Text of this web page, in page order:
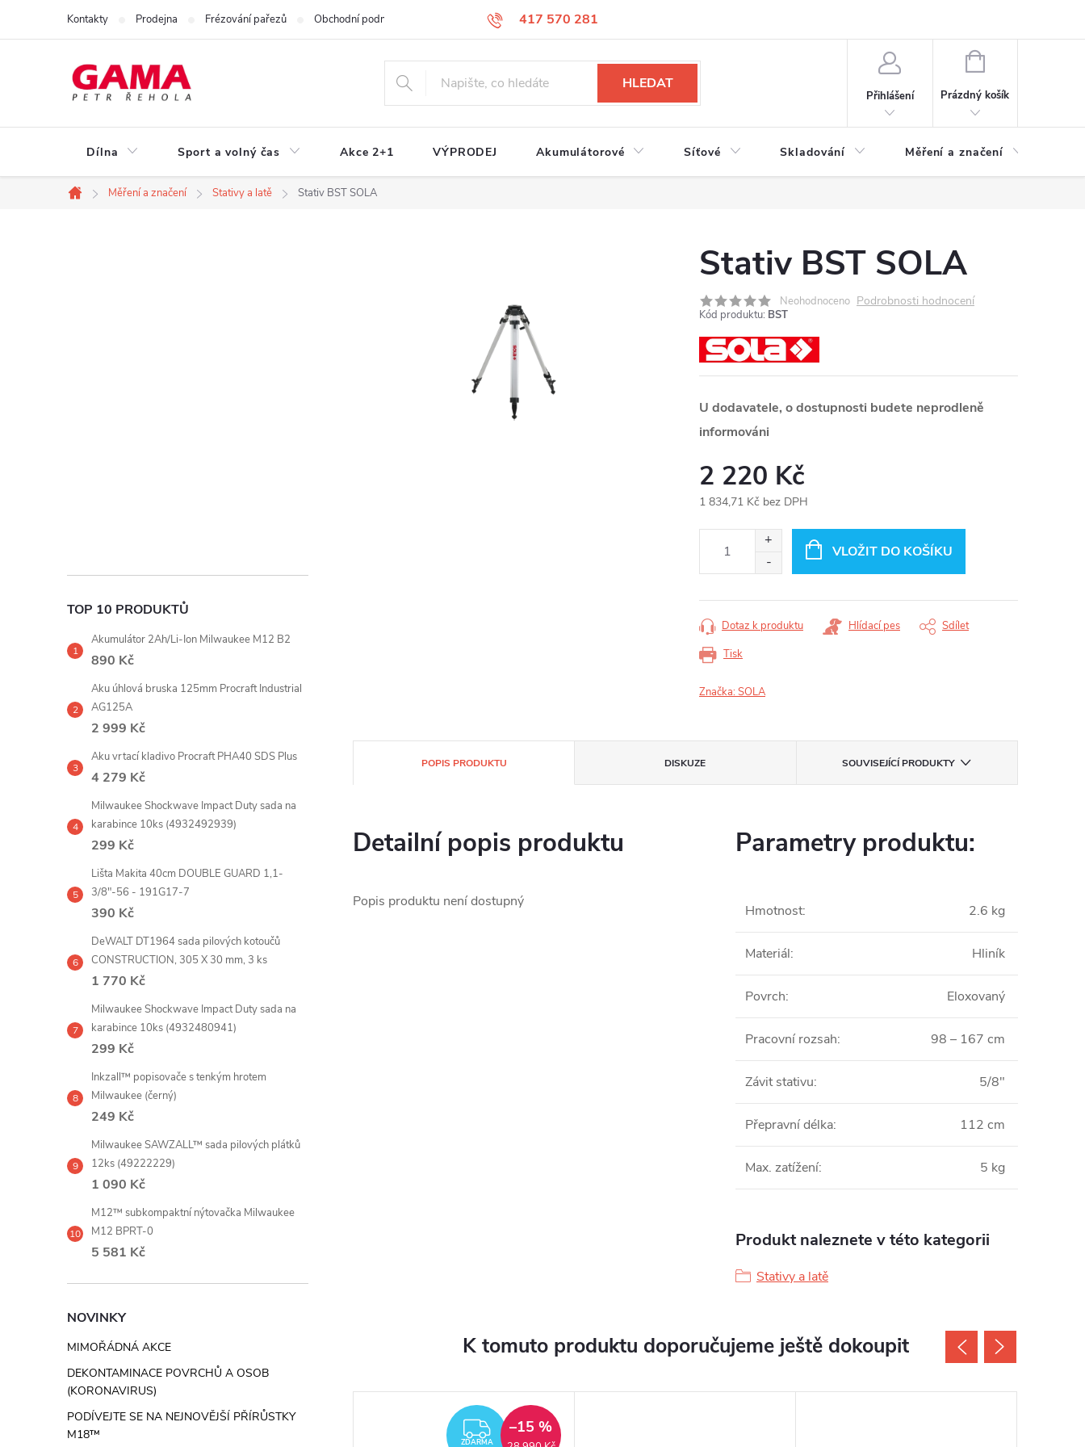
417 570 281
Kontakty Prodejna Frézování pařezů Obchodní podmínky Podmínky ochrany osobních údajů
HLEDAT
Přihlášení
NÁKUPNÍ
Prázdný košík
Dílna Sport a volný čas Akce 2+1 VÝPRODEJ Akumulátorové Síťové Skladování Měření a značení
Domů
Měření a značení Stativy a latě Stativ BST SOLA
í
p
a
n
l
TOP 10 PRODUKTŮ
Akumulátor 2Ah/Li-Ion Milwaukee M12 B2
890 Kč
Aku úhlová bruska 125mm Procraft Industrial
AG125A
2 999 Kč
Aku vrtací kladivo Procraft PHA40 SDS Plus
4 279 Kč
Milwaukee Shockwave Impact Duty sada na
karabince 10ks (4932492939)
299 Kč
Lišta Makita 40cm DOUBLE GUARD 1,1-
3/8"-56 - 191G17-7
390 Kč
DeWALT DT1964 sada pilových kotoučů
CONSTRUCTION, 305 X 30 mm, 3 ks
1 770 Kč
Milwaukee Shockwave Impact Duty sada na
karabince 10ks (4932480941)
299 Kč
Inkzall™ popisovače s tenkým hrotem
Milwaukee (černý)
249 Kč
Milwaukee SAWZALL™ sada pilových plátků
12ks (49222229)
1 090 Kč
M12™ subkompaktní nýtovačka Milwaukee
M12 BPRT-0
5 581 Kč
NOVINKY
MIMOŘÁDNÁ AKCE
DEKONTAMINACE POVRCHŮ A OSOB
(KORONAVIRUS)
PODÍVEJTE SE NA NEJNOVĚJŠÍ PŘÍRŮSTKY
M18™
Stativ BST SOLA
Neohodnoceno Podrobnosti hodnocení
Kód produktu: BST
U dodavatele, o dostupnosti budete neprodleně
informováni
2 220 Kč
1 834,71 Kč bez DPH
VLOŽIT DO KOŠÍKU
Tisk
Dotaz k produktu Hlídací pes Sdílet
Značka:SOLA
POPIS PRODUKTU DISKUZE SOUVISEJÍCÍ PRODUKTY
Detailní popis produktu
Popis produktu není dostupný
Parametry produktu:
Hmotnost: 2.6 kg
Materiál: Hliník
Povrch: Eloxovaný
Pracovní rozsah: 98 – 167 cm
Závit stativu: 5/8"
Přepravní délka: 112 cm
Max. zatížení: 5 kg
Produkt naleznete v této kategorii
Stativy a latě
K tomuto produktu doporučujeme ještě dokoupit
–43 % ZDARMA
ZDARMA
–15 %